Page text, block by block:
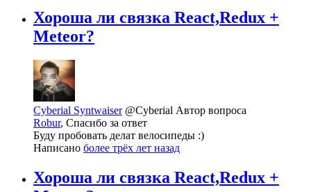
Хороша ли связка React,Redux +
Meteor?
Cyberial Syntwaiser @Cyberial Автор вопроса
Robur, Спасибо за ответ
Буду пробовать делат велосипеды :)
Написано более трёх лет назад
Хороша ли связка React,Redux +